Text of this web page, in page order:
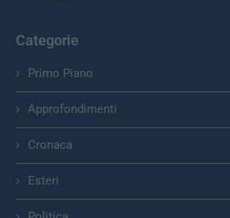
Categorie
Primo Piano
Approfondimenti
Cronaca
Esteri